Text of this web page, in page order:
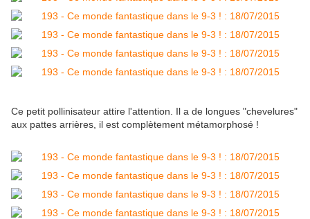
Ce petit pollinisateur attire l'attention. Il a de longues "chevelures"
aux pattes arrières, il est complètement métamorphosé !